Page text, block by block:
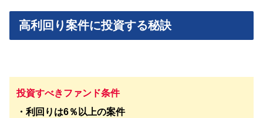
高利回り案件に投資する秘訣
投資すべきファンド条件
・利回りは6％以上の案件